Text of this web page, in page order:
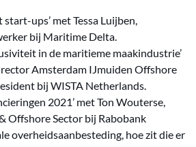
start-ups’ met Tessa Luijben,
bij Maritime Delta.
in de maritieme maakindustrie’
Amsterdam IJmuiden Offshore
bij WISTA Netherlands.
2021’ met Ton Wouterse,
Offshore Sector bij Rabobank
overheidsaanbesteding, hoe zit die er